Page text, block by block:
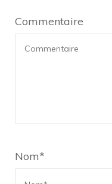
Commentaire
Nom*